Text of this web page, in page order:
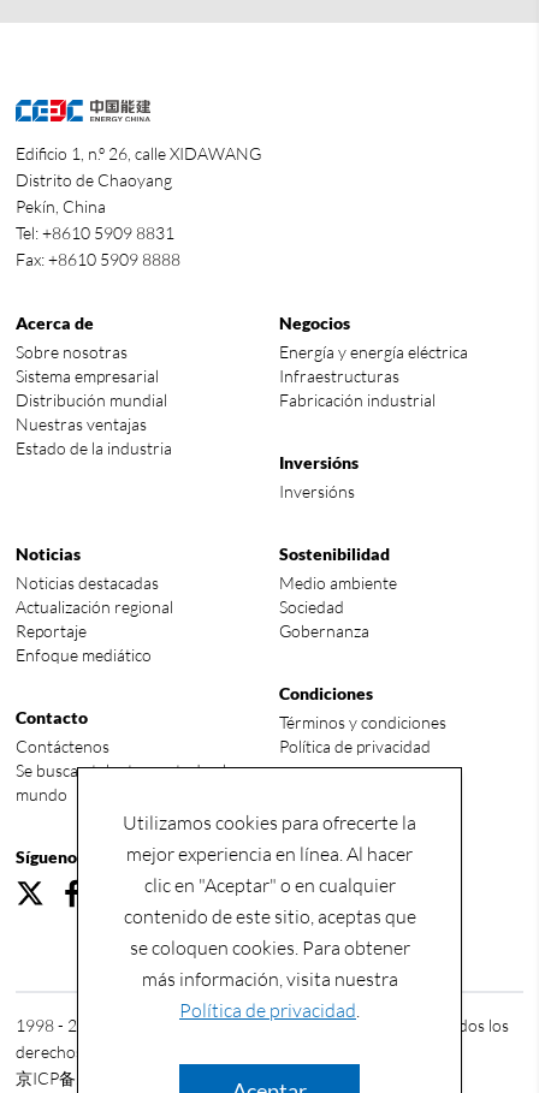
Utilizamos cookies para ofrecerte la
mejor experiencia en línea. Al hacer
clic en "Aceptar" o en cualquier
contenido de este sitio, aceptas que
se coloquen cookies. Para obtener
más información, visita nuestra
Política de privacidad.
Edificio 1, n.º 26, calle XIDAWANG
Distrito de Chaoyang
Pekín, China
Tel: +8610 5909 8831
Fax: +8610 5909 8888
Acerca de
Sobre nosotras
Sistema empresarial
Distribución mundial
Nuestras ventajas
Estado de la industria
Negocios
Energía y energía eléctrica
Infraestructuras
Fabricación industrial
Inversións
Inversións
Noticias
Noticias destacadas
Actualización regional
Reportaje
Enfoque mediático
Contacto
Contáctenos
Se buscan talentos en todo el
mundo
Sostenibilidad
Medio ambiente
Sociedad
Gobernanza
Condiciones
Términos y condiciones
Política de privacidad
Síguenos
1998 - 2026 © China Energy International Group Co., Ltd. Todos los
derechos reservados.
京ICP备2023010847号-2